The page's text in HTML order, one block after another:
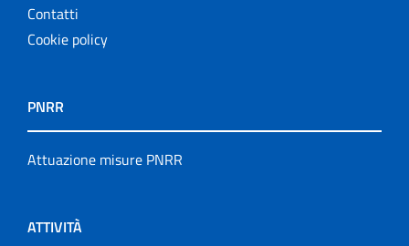
Contatti
Cookie policy
PNRR
Attuazione misure PNRR
ATTIVITÀ